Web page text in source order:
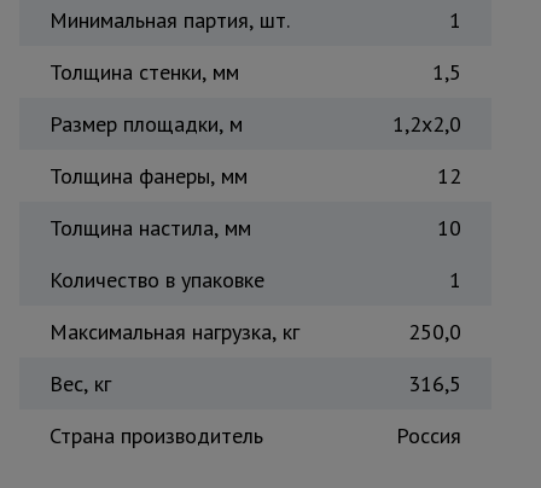
металлообработка
Минимальная партия, шт.
1
Толщина стенки, мм
1,5
Размер площадки, м
1,2x2,0
Толщина фанеры, мм
12
Толщина настила, мм
10
Количество в упаковке
1
Максимальная нагрузка, кг
250,0
Вес, кг
316,5
Страна производитель
Россия